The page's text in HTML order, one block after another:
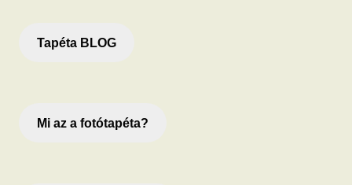
Tapéta BLOG
Mi az a fotótapéta?